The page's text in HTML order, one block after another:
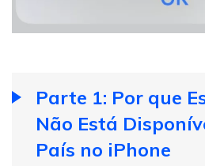
Parte 1: Por que
Não Está
País no iPhone